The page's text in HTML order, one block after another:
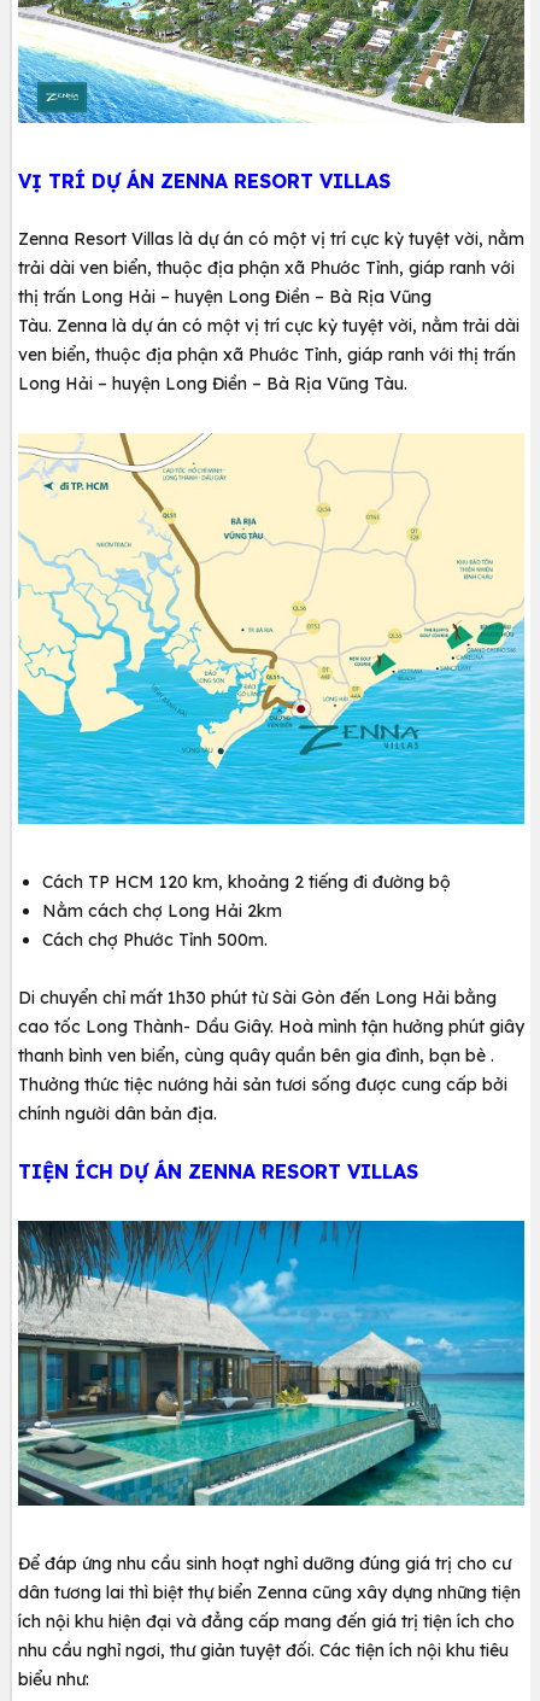
VỊ TRÍ DỰ ÁN ZENNA RESORT VILLAS
Zenna Resort Villas là dự án có một vị trí cực kỳ tuyệt vời, nằm
trải dài ven biển, thuộc địa phận xã Phước Tỉnh, giáp ranh với
thị trấn Long Hải – huyện Long Điền – Bà Rịa Vũng
Tàu. Zenna là dự án có một vị trí cực kỳ tuyệt vời, nằm trải dài
ven biển, thuộc địa phận xã Phước Tỉnh, giáp ranh với thị trấn
Long Hải – huyện Long Điền – Bà Rịa Vũng Tàu.
Cách TP HCM 120 km, khoảng 2 tiếng đi đường bộ
Nằm cách chợ Long Hải 2km
Cách chợ Phước Tỉnh 500m.
Di chuyển chỉ mất 1h30 phút từ Sài Gòn đến Long Hải bằng
cao tốc Long Thành- Dầu Giây. Hoà mình tận hưởng phút giây
thanh bình ven biển, cùng quây quần bên gia đình, bạn bè .
Thưởng thức tiệc nướng hải sản tươi sống được cung cấp bởi
chính người dân bản địa.
TIỆN ÍCH DỰ ÁN ZENNA RESORT VILLAS
Để đáp ứng nhu cầu sinh hoạt nghỉ dưỡng đúng giá trị cho cư
dân tương lai thì biệt thự biển Zenna cũng xây dựng những tiện
ích nội khu hiện đại và đẳng cấp mang đến giá trị tiện ích cho
nhu cầu nghỉ ngơi, thư giản tuyệt đối. Các tiện ích nội khu tiêu
biểu như: